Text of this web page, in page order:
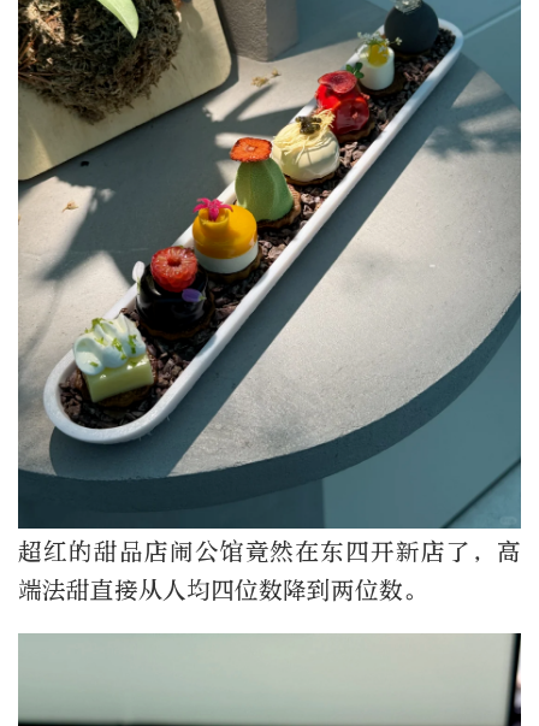
超红的甜品店闹公馆竟然在东四开新店了，高
端法甜直接从人均四位数降到两位数。